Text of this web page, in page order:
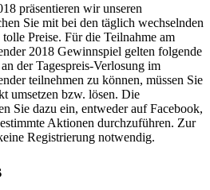
präsentieren wir unseren
Sie mit bei den täglich wechselnden
Preise. Für die Teilnahme am
2018 Gewinnspiel gelten folgende
der Tagespreis-Verlosung im
teilnehmen zu können, müssen Sie
umsetzen bzw. lösen. Die
Sie dazu ein, entweder auf Facebook,
Aktionen durchzuführen. Zur
Registrierung notwendig.